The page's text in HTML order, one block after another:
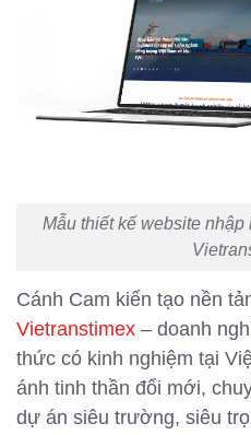
Mẫu thiết kế website
Cánh Cam kiến tạo nền
Vietranstimex – doanh
thức có kinh nghiệm tại
ánh tinh thần đổi mới,
dự án siêu trường, siêu